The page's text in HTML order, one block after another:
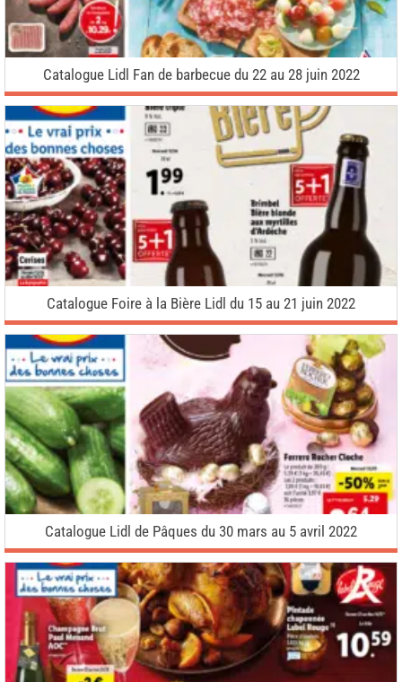
Catalogue Lidl Fan de barbecue du 22 au 28 juin 2022
Catalogue Foire à la Bière Lidl du 15 au 21 juin 2022
Catalogue Lidl de Pâques du 30 mars au 5 avril 2022